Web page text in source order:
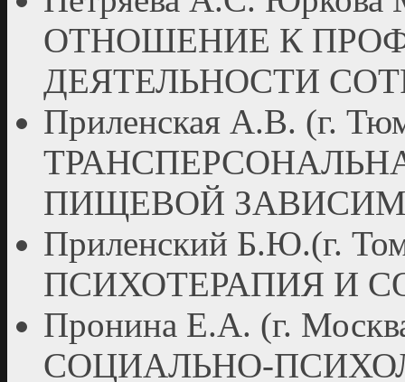
ОТНОШЕНИЕ К
ДЕЯТЕЛЬНОСТИ
Приленская А.В. (г.
ПИЩЕВОЙ
Приленский Б.Ю.(г.
ПСИХОТЕРАПИЯ И
Пронина Е.А. (г.
СОЦИАЛЬНО-